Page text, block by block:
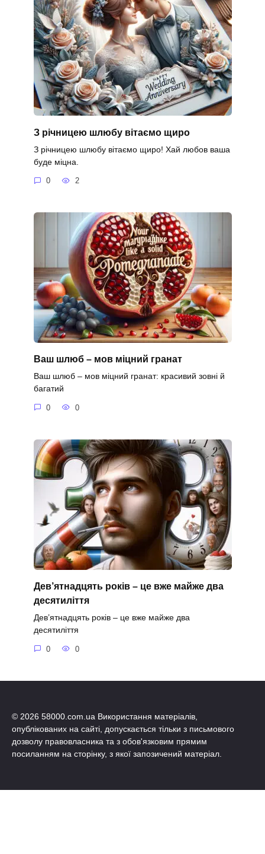
З річницею шлюбу вітаємо щиро
З річницею шлюбу вітаємо щиро! Хай любов ваша
буде міцна.
0 2
Ваш шлюб – мов міцний гранат
Ваш шлюб – мов міцний гранат: красивий зовні й
багатий
0 0
Дев’ятнадцять років – це вже майже два
десятиліття
Дев’ятнадцять років – це вже майже два
десятиліття
0 0
© 2026 58000.com.ua Використання матеріалів,
опублікованих на сайті, допускається тільки з письмового
дозволу правовласника та з обов'язковим прямим
посиланням на сторінку, з якої запозичений матеріал.